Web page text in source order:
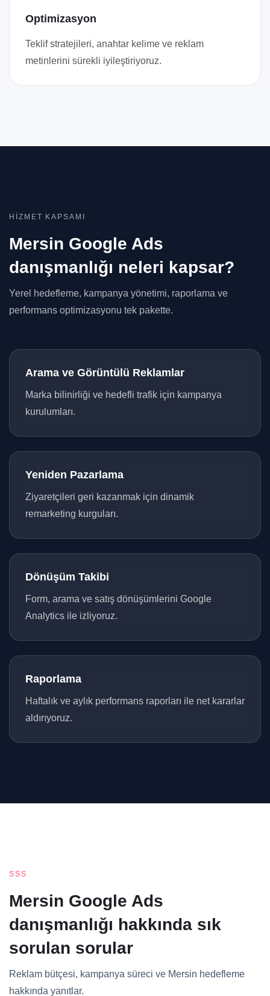
Optimizasyon
Teklif stratejileri, anahtar kelime ve reklam
metinlerini sürekli iyileştiriyoruz.
HIZMET KAPSAMI
Mersin Google Ads
danışmanlığı neleri kapsar?
Yerel hedefleme, kampanya yönetimi, raporlama ve
performans optimizasyonu tek pakette.
Arama ve Görüntülü Reklamlar
Marka bilinirliği ve hedefli trafik için kampanya
kurulumları.
Yeniden Pazarlama
Ziyaretçileri geri kazanmak için dinamik
remarketing kurguları.
Dönüşüm Takibi
Form, arama ve satış dönüşümlerini Google
Analytics ile izliyoruz.
Raporlama
Haftalık ve aylık performans raporları ile net kararlar
aldırıyoruz.
SSS
Mersin Google Ads
danışmanlığı hakkında sık
sorulan sorular
Reklam bütçesi, kampanya süreci ve Mersin hedefleme
hakkında yanıtlar.